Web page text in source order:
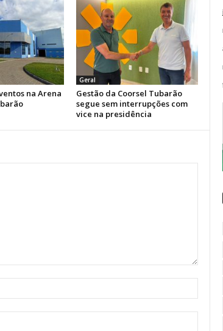
na Arena
Geral
Gestão da Coorsel Tubarão
segue sem interrupções com
vice na presidência